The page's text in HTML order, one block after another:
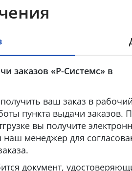
заказов «Р-Системс» в
ваш заказ в
пункта выдачи заказов.
вы получите
менеджер для
документ,